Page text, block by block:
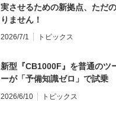
実させるための新拠点、ただ
りません！
2026/7/1 トピックス
新型『CB1000F』を普通のツ
ーが「予備知識ゼロ」で試乗
2026/6/10 トピックス